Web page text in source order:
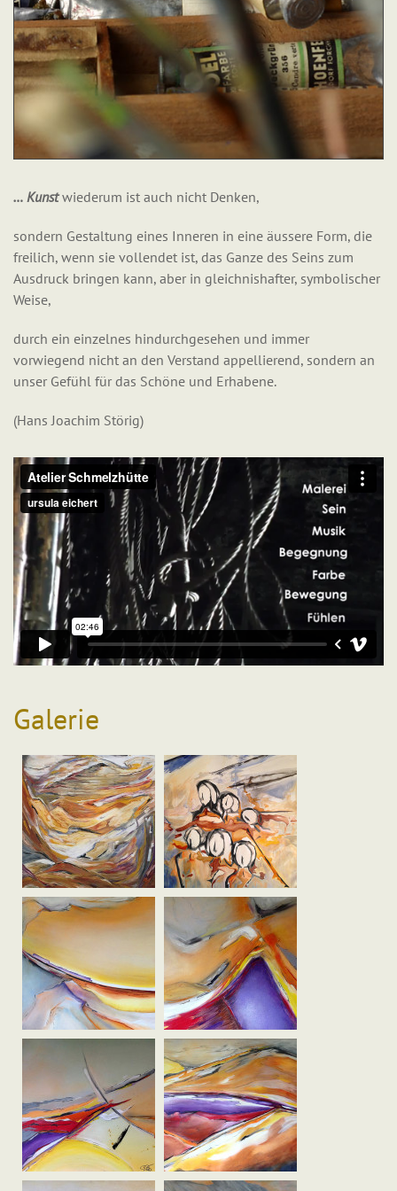
… Kunstwiederum ist auch nicht Denken,
sondern Gestaltung eines Inneren in eine äussere Form, die
freilich, wenn sie vollendet ist, das Ganze des Seins zum
Ausdruck bringen kann, aber in gleichnishafter, symbolischer
Weise,
durch ein einzelnes hindurchgesehen und immer
vorwiegend nicht an den Verstand appellierend, sondern an
unser Gefühl für das Schöne und Erhabene.
(Hans Joachim Störig)
Galerie